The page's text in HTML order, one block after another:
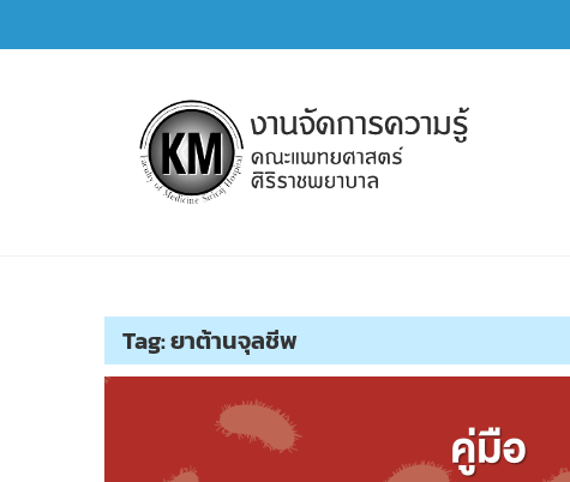
to
Tag:ยาต้านจุลชีพ